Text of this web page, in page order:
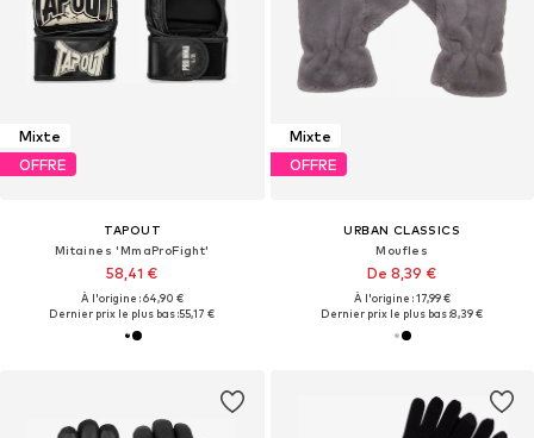
Mixte
OFFRE
TAPOUT
Mitaines 'MmaProFight'
58,41 €
À l'origine : 64,90 €
Dernier prix le plus bas :55,17 €
Mixte
OFFRE
URBAN CLASSICS
Moufles
De 8,39 €
À l'origine : 17,99 €
Dernier prix le plus bas :8,39 €